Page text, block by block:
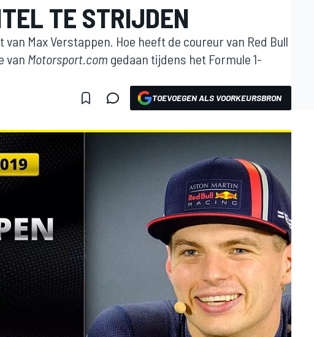
TE STRIJDEN
Max Verstappen. Hoe heeft de coureur van Red Bull
van Motorsport.com gedaan tijdens het Formule 1-
TOEVOEGEN ALS VOORKEURSBRON